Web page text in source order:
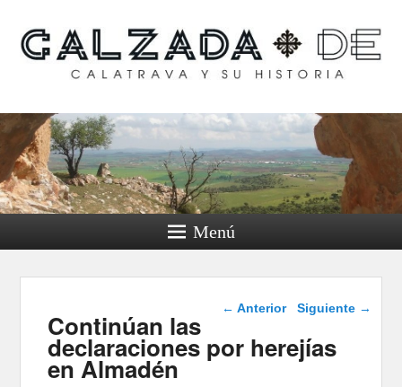
Calzada de Calatrava y
su historia
Menú
Navegación de
entradas
← Anterior Siguiente →
Continúan las
declaraciones por herejías
en Almadén